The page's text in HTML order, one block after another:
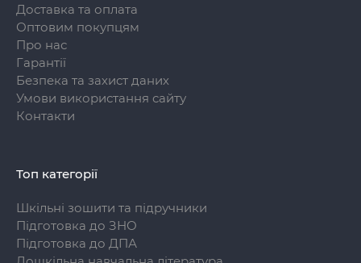
Доставка та оплата
Оптовим покупцям
Про нас
Гарантії
Безпека та захист даних
Умови використання сайту
Контакти
Топ категорії
Шкільні зошити та підручники
Підготовка до ЗНО
Підготовка до ДПА